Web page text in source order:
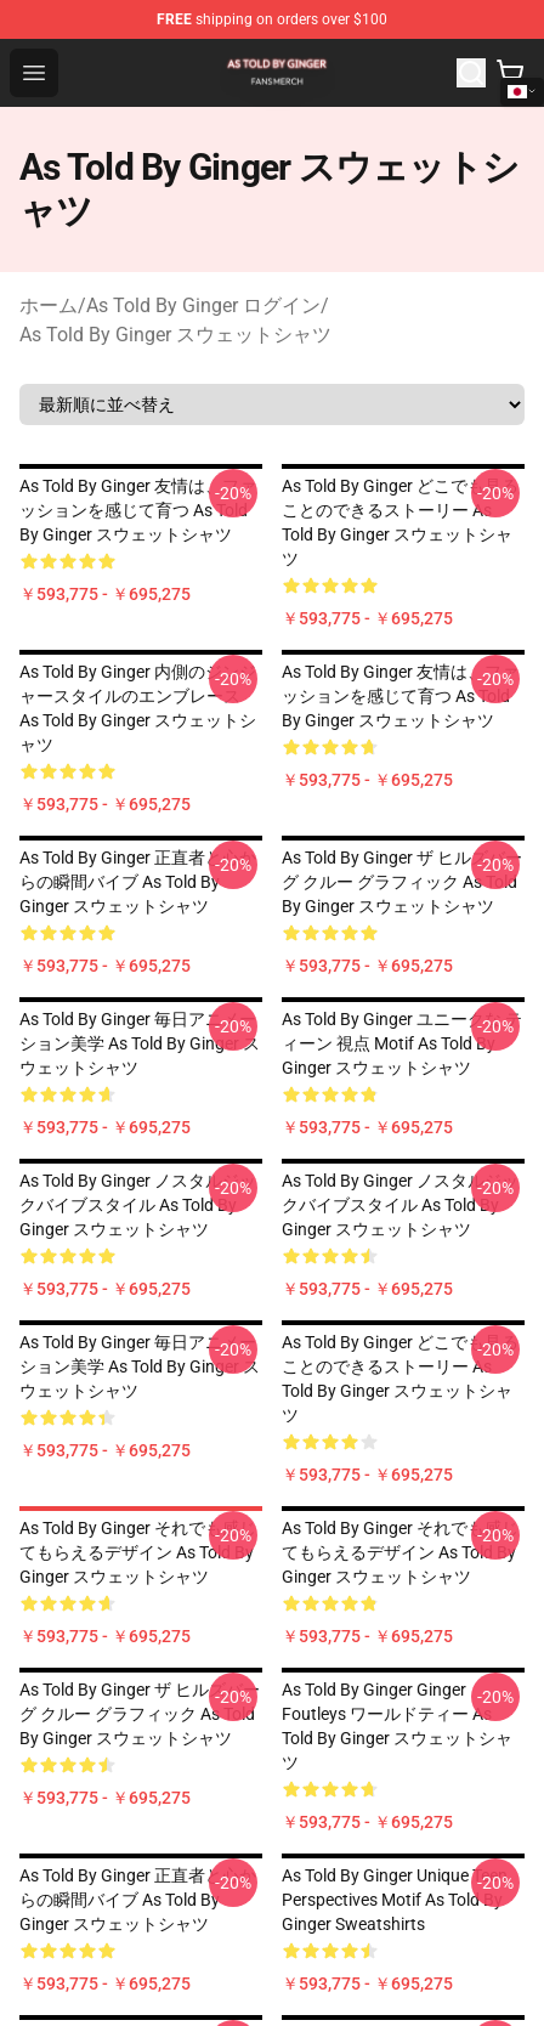
FREE shipping on orders over $100
Open menu
As Told By Ginger Shop - Official As Told By Ginger
As Told By Ginger スウェットシ
ャツ
ホーム/As Told By Ginger ログイン/
As Told By Ginger スウェットシャツ
As Told By Ginger 友情は、ファ
ッションを感じて育つ As Told
By Ginger スウェットシャツ
￥593,775 - ￥695,275
-20%
As Told By Ginger どこでも見る
ことのできるストーリー As
Told By Ginger スウェットシャ
ツ
￥593,775 - ￥695,275
-20%
As Told By Ginger 内側のジンジ
ャースタイルのエンブレース
As Told By Ginger スウェットシ
ャツ
￥593,775 - ￥695,275
-20%
As Told By Ginger 友情は、ファ
ッションを感じて育つ As Told
By Ginger スウェットシャツ
￥593,775 - ￥695,275
-20%
As Told By Ginger 正直者と心か
らの瞬間バイブ As Told By
Ginger スウェットシャツ
￥593,775 - ￥695,275
-20%
As Told By Ginger ザ ヒルズバー
グ クルー グラフィック As Told
By Ginger スウェットシャツ
￥593,775 - ￥695,275
-20%
As Told By Ginger 毎日アニメー
ション美学 As Told By Ginger ス
ウェットシャツ
￥593,775 - ￥695,275
-20%
As Told By Ginger ユニークな テ
ィーン 視点 Motif As Told By
Ginger スウェットシャツ
￥593,775 - ￥695,275
-20%
As Told By Ginger ノスタルジッ
クバイブスタイル As Told By
Ginger スウェットシャツ
￥593,775 - ￥695,275
-20%
As Told By Ginger ノスタルジッ
クバイブスタイル As Told By
Ginger スウェットシャツ
￥593,775 - ￥695,275
-20%
As Told By Ginger 毎日アニメー
ション美学 As Told By Ginger ス
ウェットシャツ
￥593,775 - ￥695,275
-20%
As Told By Ginger どこでも見る
ことのできるストーリー As
Told By Ginger スウェットシャ
ツ
￥593,775 - ￥695,275
-20%
As Told By Ginger それでも感じ
てもらえるデザイン As Told By
Ginger スウェットシャツ
￥593,775 - ￥695,275
-20%
As Told By Ginger それでも感じ
てもらえるデザイン As Told By
Ginger スウェットシャツ
￥593,775 - ￥695,275
-20%
As Told By Ginger ザ ヒルズバー
グ クルー グラフィック As Told
By Ginger スウェットシャツ
￥593,775 - ￥695,275
-20%
As Told By Ginger Ginger
Foutleys ワールドティー As
Told By Ginger スウェットシャ
ツ
￥593,775 - ￥695,275
-20%
As Told By Ginger 正直者と心か
らの瞬間バイブ As Told By
Ginger スウェットシャツ
￥593,775 - ￥695,275
-20%
As Told By Ginger Unique Teen
Perspectives Motif As Told By
Ginger Sweatshirts
￥593,775 - ￥695,275
-20%